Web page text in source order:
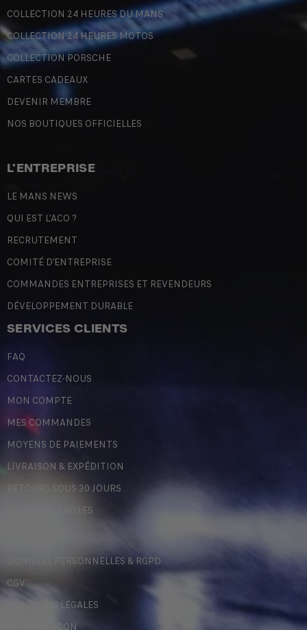
COLLECTION 24 HEURES DU MANS
COLLECTION 24 HEURES MOTOS
COLLECTION PORSCHE
CARTES CADEAUX
DEVENIR MEMBRE
NOS BOUTIQUES OFFICIELLES
L'ENTREPRISE
LE MANS NEWS
QUI EST L'ACO ?
RECRUTEMENT
COMITÉ D'ENTREPRISE
COMMANDES ENTREPRISES ET REVENDEURS
DÉVELOPPEMENT DURABLE
SERVICES CLIENTS
FAQ
CONTACTEZ-NOUS
MON COMPTE
MES COMMANDES
MOYENS DE PAIEMENTS
LIVRAISON & EXPÉDITION
RETOURS SOUS 30 JOURS
GUIDE DES TAILLES
DONNÉES PERSONNELLES & RGPD
CGV
MENTIONS LÉGALES
CONTREFAÇON